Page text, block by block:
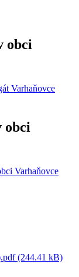
obci
Varhaňovce
obci
Varhaňovce
(244.41 kB)